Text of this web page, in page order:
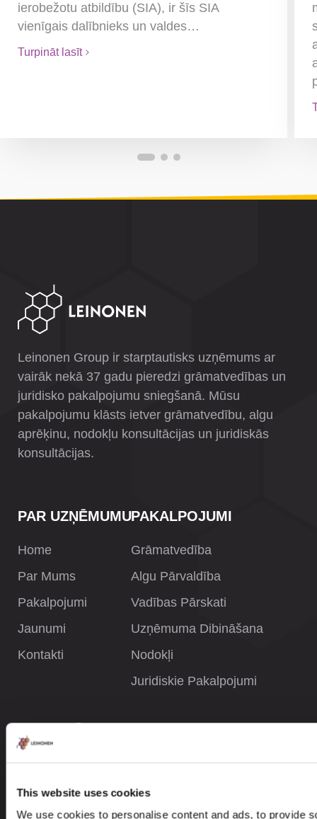
This website uses cookies
We use cookies to personalise content and ads, to provide
ierobežotu atbildību (SIA), ir šīs SIA
vienīgais dalībnieks un valdes…
Turpināt lasīt
Leinonen Group ir starptautisks uzņēmums ar
vairāk nekā 37 gadu pieredzi grāmatvedības un
juridisko pakalpojumu sniegšanā. Mūsu
pakalpojumu klāsts ietver grāmatvedību, algu
aprēķinu, nodokļu konsultācijas un juridiskās
konsultācijas.
PAR UZŅĒMUMU
Home
Par Mums
Pakalpojumi
Jaunumi
Kontakti
PAKALPOJUMI
Grāmatvedība
Algu Pārvaldība
Vadības Pārskati
Uzņēmuma Dibināšana
Nodokļi
Juridiskie Pakalpojumi
Privacy Policy
Whistleblower Policy
Careers